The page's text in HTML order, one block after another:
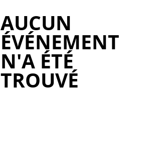
AUCUN
ÉVÉNEMENT
N'A ÉTÉ
TROUVÉ